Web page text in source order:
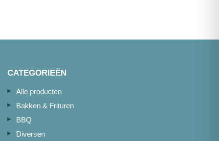
1kg
CATEGORIEËN
Alle producten
Bakken & Frituren
BBQ
Diversen